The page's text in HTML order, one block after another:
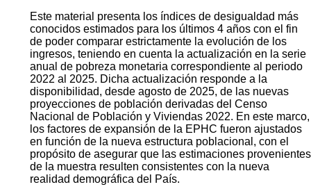
Este material presenta los índices de desigualdad más
conocidos estimados para los últimos 4 años con el fin
de poder comparar estrictamente la evolución de los
ingresos, teniendo en cuenta la actualización en la serie
anual de pobreza monetaria correspondiente al periodo
2022 al 2025. Dicha actualización responde a la
disponibilidad, desde agosto de 2025, de las nuevas
proyecciones de población derivadas del Censo
Nacional de Población y Viviendas 2022. En este marco,
los factores de expansión de la EPHC fueron ajustados
en función de la nueva estructura poblacional, con el
propósito de asegurar que las estimaciones provenientes
de la muestra resulten consistentes con la nueva
realidad demográfica del País.